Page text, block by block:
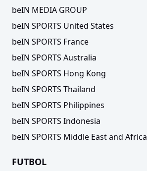
beIN MEDIA GROUP
beIN SPORTS United States
beIN SPORTS France
beIN SPORTS Australia
beIN SPORTS Hong Kong
beIN SPORTS Thailand
beIN SPORTS Philippines
beIN SPORTS Indonesia
beIN SPORTS Middle East and Africa
FUTBOL